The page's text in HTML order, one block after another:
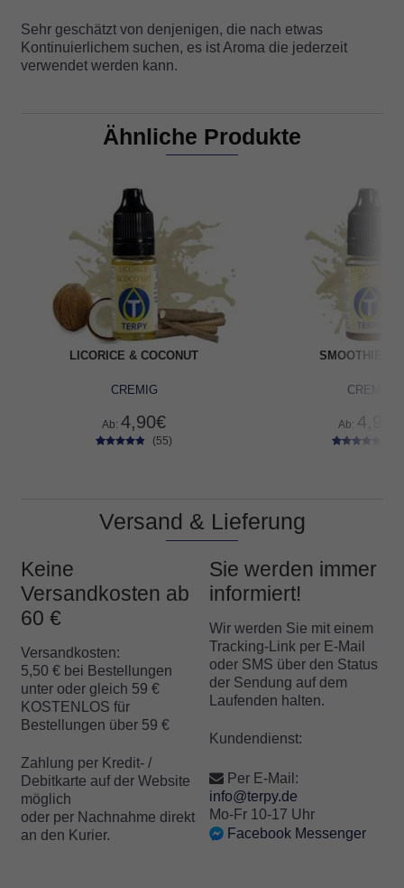
Sehr geschätzt von denjenigen, die nach etwas
Kontinuierlichem suchen, es ist Aroma die jederzeit
verwendet werden kann.
Ähnliche Produkte
LICORICE & COCONUT
CREMIG
Ab:4,90€
auf
Kundenbe
(55)
SMOOTHIE
CREMIG
Ab: 4,90
Versand & Lieferung
Keine
Versandkosten ab
60 €
Versandkosten:
5,50 € bei Bestellungen
unter oder gleich 59 €
KOSTENLOS für
Bestellungen über 59 €
Zahlung per Kredit- /
Debitkarte auf der Website
möglich
oder per Nachnahme direkt
an den Kurier.
Sie werden immer
informiert!
Wir werden Sie mit einem
Tracking-Link per E-Mail
oder SMS über den Status
der Sendung auf dem
Laufenden halten.
Kundendienst:
Per E-Mail:
info@terpy.de
Mo-Fr 10-17 Uhr
Facebook Messenger